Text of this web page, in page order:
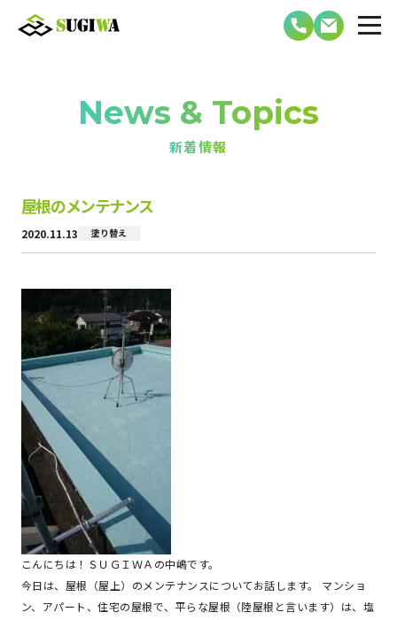
News & Topics
新着情報
屋根のメンテナンス
2020.11.13 塗り替え
こんにちは！ＳＵＧＩＷＡの中嶋です。
今日は、屋根（屋上）のメンテナンスについてお話します。 マンショ
ン、アパート、住宅の屋根で、平らな屋根（陸屋根と言います）は、塩